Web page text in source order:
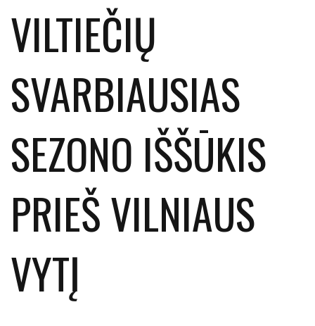
VILTIEČIŲ
SVARBIAUSIAS
SEZONO IŠŠŪKIS
PRIEŠ VILNIAUS
VYTĮ